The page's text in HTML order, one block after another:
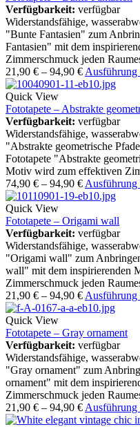
Verfügbarkeit: verfügbar
Widerstandsfähige,
"Bunte Fantasien" zum
Fantasien" mit dem
Zimmerschmuck jeden
21,90 € – 94,90 € Ausführung
Quick View
Fototapete – Abstrakte
Verfügbarkeit: verfügbar
Widerstandsfähige,
"Abstrakte geometrische
Fototapete "Abstrakte
Motiv wird zum effektiven
74,90 € – 94,90 € Ausführung
Quick View
Fototapete – Origami wall
Verfügbarkeit: verfügbar
Widerstandsfähige,
"Origami wall" zum
wall" mit dem inspirierenden
Zimmerschmuck jeden
21,90 € – 94,90 € Ausführung
Quick View
Fototapete – Gray ornament
Verfügbarkeit: verfügbar
Widerstandsfähige,
"Gray ornament" zum
ornament" mit dem
Zimmerschmuck jeden
21,90 € – 94,90 € Ausführung